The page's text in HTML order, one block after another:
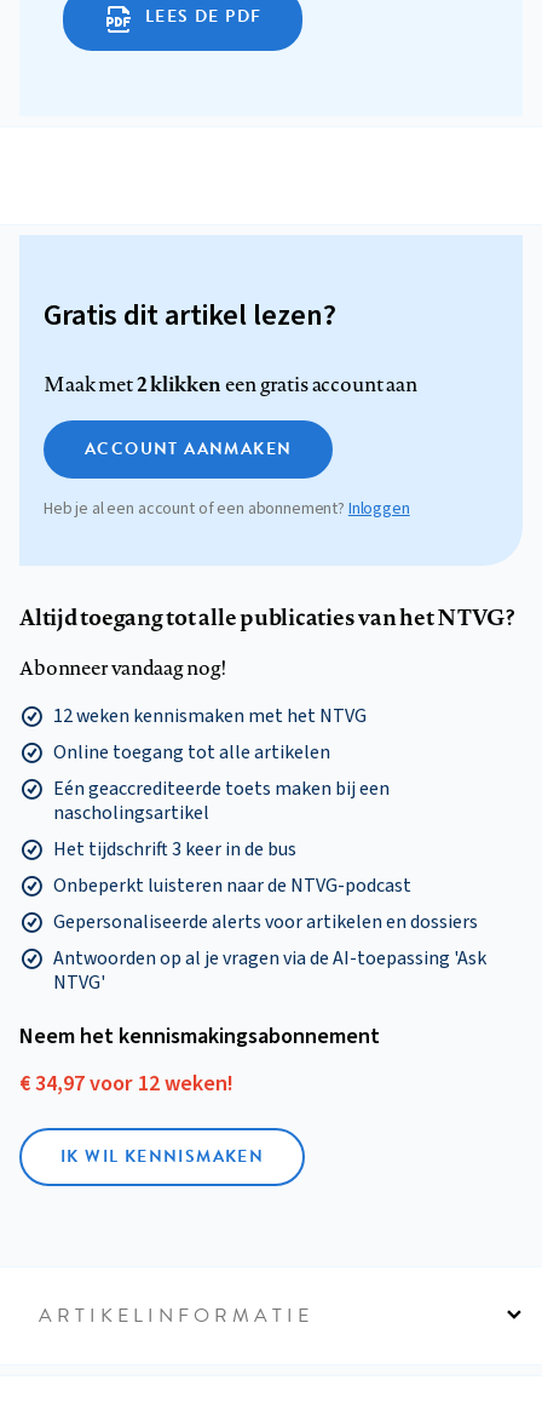
LEES DE PDF
Gratis dit artikel lezen?
Maak met2 klikkeneen gratis account aan
ACCOUNT AANMAKEN
Heb je al een account of een abonnement? Inloggen
Altijd toegang tot alle publicaties van het NTVG?
Abonneer vandaag nog!
12 weken kennismaken met het NTVG
Online toegang tot alle artikelen
Eén geaccrediteerde toets maken bij een
nascholingsartikel
Het tijdschrift 3 keer in de bus
Onbeperkt luisteren naar de NTVG-podcast
Gepersonaliseerde alerts voor artikelen en dossiers
Antwoorden op al je vragen via de AI-toepassing 'Ask
NTVG'
Neem het kennismakings­abonnement
€ 34,97 voor 12 weken!
IK WIL KENNISMAKEN
ARTIKELINFORMATIE